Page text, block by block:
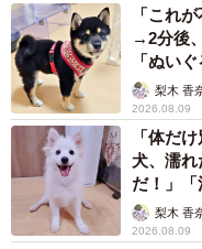
「これ
→2分後
「ぬい
梨木 香
2026.08.09
「体だ
犬、濡
だ！」「
梨木 香
2026.08.09